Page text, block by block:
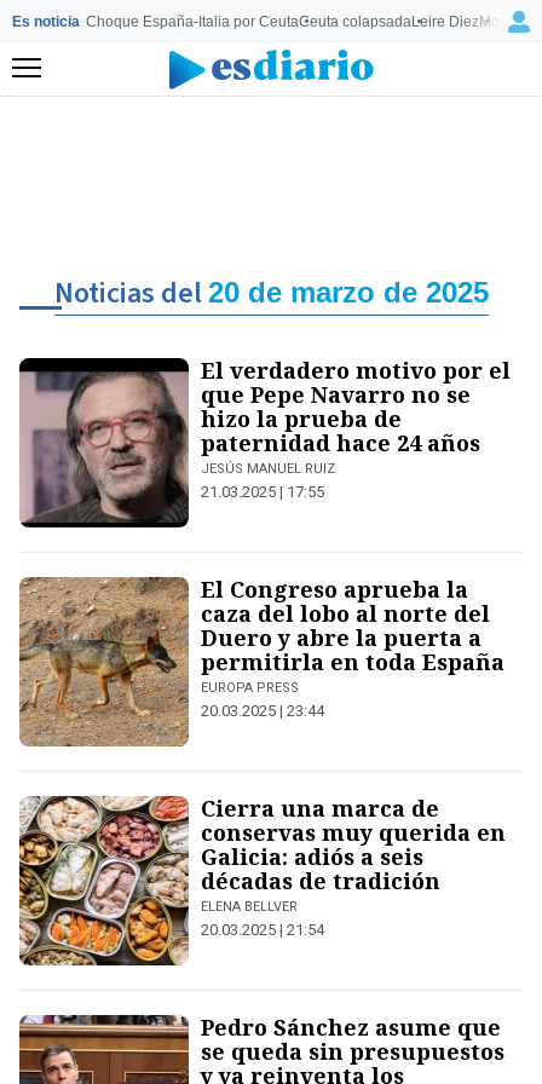
Es noticia Choque España-Italia por CeutaCeuta colapsadaLeire Diez
Menú
Noticias del20 de marzo de 2025
El verdadero motivo por el
que Pepe Navarro no se
hizo la prueba de
paternidad hace 24 años
JESÚS MANUEL RUIZ
21.03.2025 | 17:55
El Congreso aprueba la
caza del lobo al norte del
Duero y abre la puerta a
permitirla en toda España
EUROPA PRESS
20.03.2025 | 23:44
Cierra una marca de
conservas muy querida en
Galicia: adiós a seis
décadas de tradición
ELENA BELLVER
20.03.2025 | 21:54
Pedro Sánchez asume que
se queda sin presupuestos
y ya reinventa los